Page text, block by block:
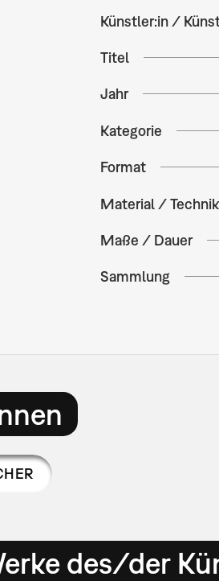
Künstler:in /
Titel
Jahr
Kategorie
Format
Material / Technik
Maße / Dauer
Sammlung
des/der